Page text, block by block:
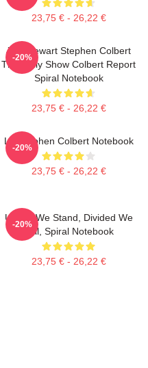
23,75 € - 26,22 €
Jon Stewart Stephen Colbert
The Daily Show Colbert Report
Spiral Notebook
23,75 € - 26,22 €
-20%
LS Stephen Colbert Notebook
23,75 € - 26,22 €
-20%
United We Stand, Divided We
Fall, Spiral Notebook
23,75 € - 26,22 €
-20%